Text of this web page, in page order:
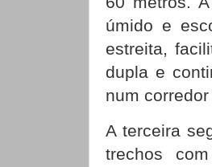
úmido e
estreita,
dupla e
num
A terceira
trechos